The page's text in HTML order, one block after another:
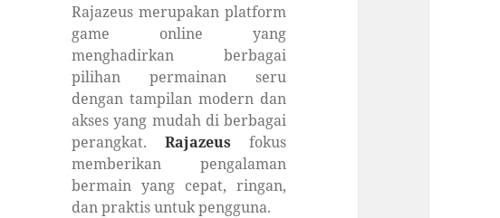
Rajazeus merupakan platform
game online yang
menghadirkan berbagai
pilihan permainan seru
dengan tampilan modern dan
akses yang mudah di berbagai
perangkat.Rajazeus fokus
memberikan pengalaman
bermain yang cepat, ringan,
dan praktis untuk pengguna.